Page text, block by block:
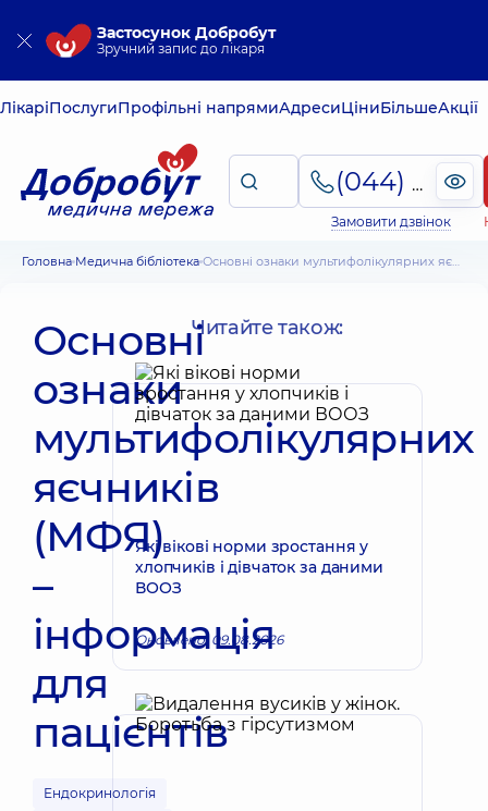
Застосунок Добробут
Зручний запис до лікаря
ЛікаріПослугиПрофільні напрямиАдресиЦіниБільшеАкції
(044) 495-2-888
Замовити дзвінок
Головна Медична бібліотека Основні ознаки мультифолікулярних яєчників (МФЯ) – інформація для пацієнтів
Основні
ознаки
мультифолікулярних
яєчників
(МФЯ)
–
інформація
для
пацієнтів
Ендокринологія
Читайте також:
Які вікові норми зростання у
хлопчиків і дівчаток за даними
ВООЗ
Оновлено: 09.08.2026